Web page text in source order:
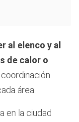
al elenco y al
de calor o
área.
en la ciudad